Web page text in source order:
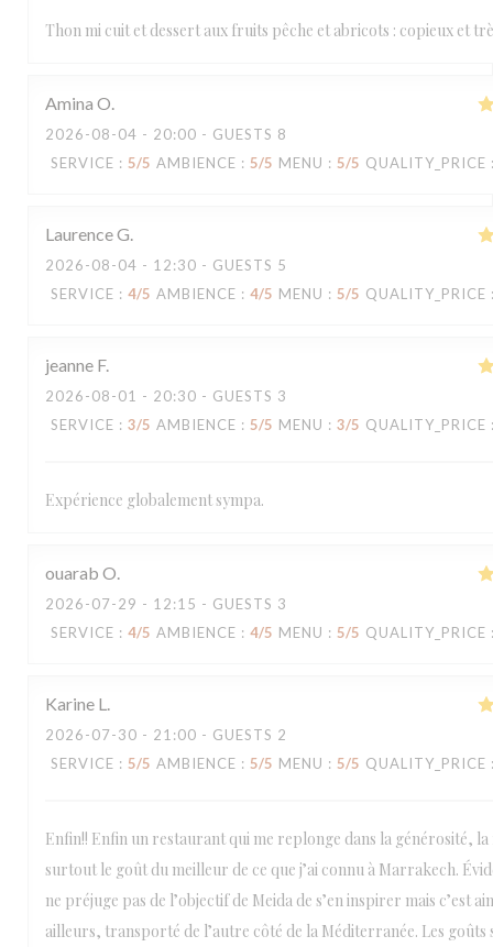
Thon mi cuit et dessert aux fruits pêche et abricots : copieux et
Amina O
2026-08-04 - 20:00 - GUESTS 8
SERVICE : 5/5 AMBIENCE : 5/5 MENU : 5/5 QUALITY_PRICE
LaurenceG
2026-08-04 - 12:30 - GUESTS 5
SERVICE : 4/5 AMBIENCE : 4/5 MENU : 5/5 QUALITY_PRICE
jeanne F
2026-08-01 - 20:30 - GUESTS 3
SERVICE : 3/5 AMBIENCE : 5/5 MENU : 3/5 QUALITY_PRICE
Expérience globalement sympa.
ouarab O
2026-07-29 - 12:15 - GUESTS 3
SERVICE : 4/5 AMBIENCE : 4/5 MENU : 5/5 QUALITY_PRICE
Karine L
2026-07-30 - 21:00 - GUESTS 2
SERVICE : 5/5 AMBIENCE : 5/5 MENU : 5/5 QUALITY_PRICE
Enfin!! Enfin un restaurant qui me replonge dans la générosité, la
surtout le goût du meilleur de ce que j’ai connu à Marrakech.
ne préjuge pas de l’objectif de Meida de s’en inspirer mais c’est
ailleurs, transporté de l’autre côté de la Méditerranée. Les goûts